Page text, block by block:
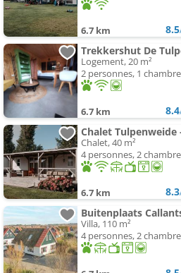
6.7 km 8.5
Trekkershut De
Logement, 20 m²
2 personnes, 1
6.7 km 8.4
Chalet Tulpenweide
Chalet, 40 m²
4 personnes, 2
6.7 km 8.3
Buitenplaats
Villa, 110 m²
4 personnes, 2